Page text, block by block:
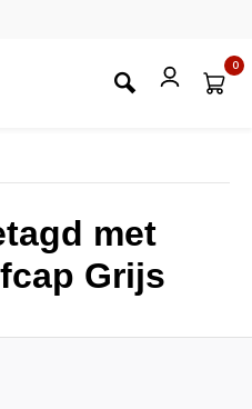
0
met
Grijs